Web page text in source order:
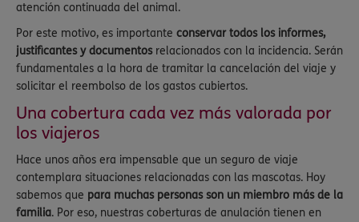
atención continuada del animal.
Por este motivo, es importante conservar todos los informes,
justificantes y documentosrelacionados con la incidencia. Serán
fundamentales a la hora de tramitar la cancelación del viaje y
solicitar el reembolso de los gastos cubiertos.
Una cobertura cada vez más valorada por
los viajeros
Hace unos años era impensable que un seguro de viaje
contemplara situaciones relacionadas con las mascotas. Hoy
sabemos que para muchas personas son un miembro más de la
familia. Por eso, nuestras coberturas de anulación tienen en